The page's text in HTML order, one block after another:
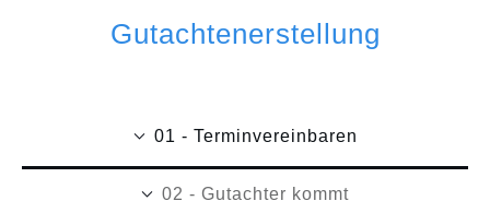
Gutachtenerstellung
01 - Terminvereinbaren
02 - Gutachter kommt